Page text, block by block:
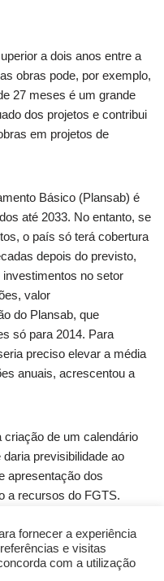
a dois anos entre a
obras pode, por exemplo,
27 meses é um grande
dos projetos e contribui
em projetos de
Básico (Plansab) é
até 2033. No entanto, se
o país só terá cobertura
depois do previsto,
no setor
valor
do Plansab, que
só para 2014. Para
preciso elevar a média
anuais, acrescentou a
de um calendário
previsibilidade ao
apresentação dos
a recursos do FGTS.
fornecer a experiência
e visitas
com a utilização